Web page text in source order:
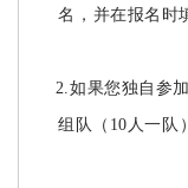
名，并在报名时
2.如果您独自参
组队（10人一队